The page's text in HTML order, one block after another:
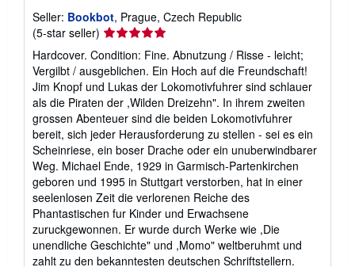
Seller: Bookbot, Prague, Czech Republic
(5-star seller) Seller
rating
5
out
of
5
stars
Hardcover. Condition: Fine. Abnutzung / Risse - leicht;
Vergilbt / ausgeblichen. Ein Hoch auf die Freundschaft!
Jim Knopf und Lukas der Lokomotivfuhrer sind schlauer
als die Piraten der ,Wilden Dreizehn". In ihrem zweiten
grossen Abenteuer sind die beiden Lokomotivfuhrer
bereit, sich jeder Herausforderung zu stellen - sei es ein
Scheinriese, ein boser Drache oder ein unuberwindbarer
Weg. Michael Ende, 1929 in Garmisch-Partenkirchen
geboren und 1995 in Stuttgart verstorben, hat in einer
seelenlosen Zeit die verlorenen Reiche des
Phantastischen fur Kinder und Erwachsene
zuruckgewonnen. Er wurde durch Werke wie ,Die
unendliche Geschichte" und ,Momo" weltberuhmt und
zahlt zu den bekanntesten deutschen Schriftstellern.